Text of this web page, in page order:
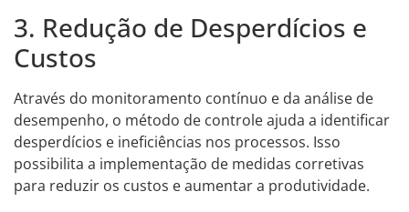
3. Redução de Desperdícios e
Custos
Através do monitoramento contínuo e da análise de
desempenho, o método de controle ajuda a identificar
desperdícios e ineficiências nos processos. Isso
possibilita a implementação de medidas corretivas
para reduzir os custos e aumentar a produtividade.